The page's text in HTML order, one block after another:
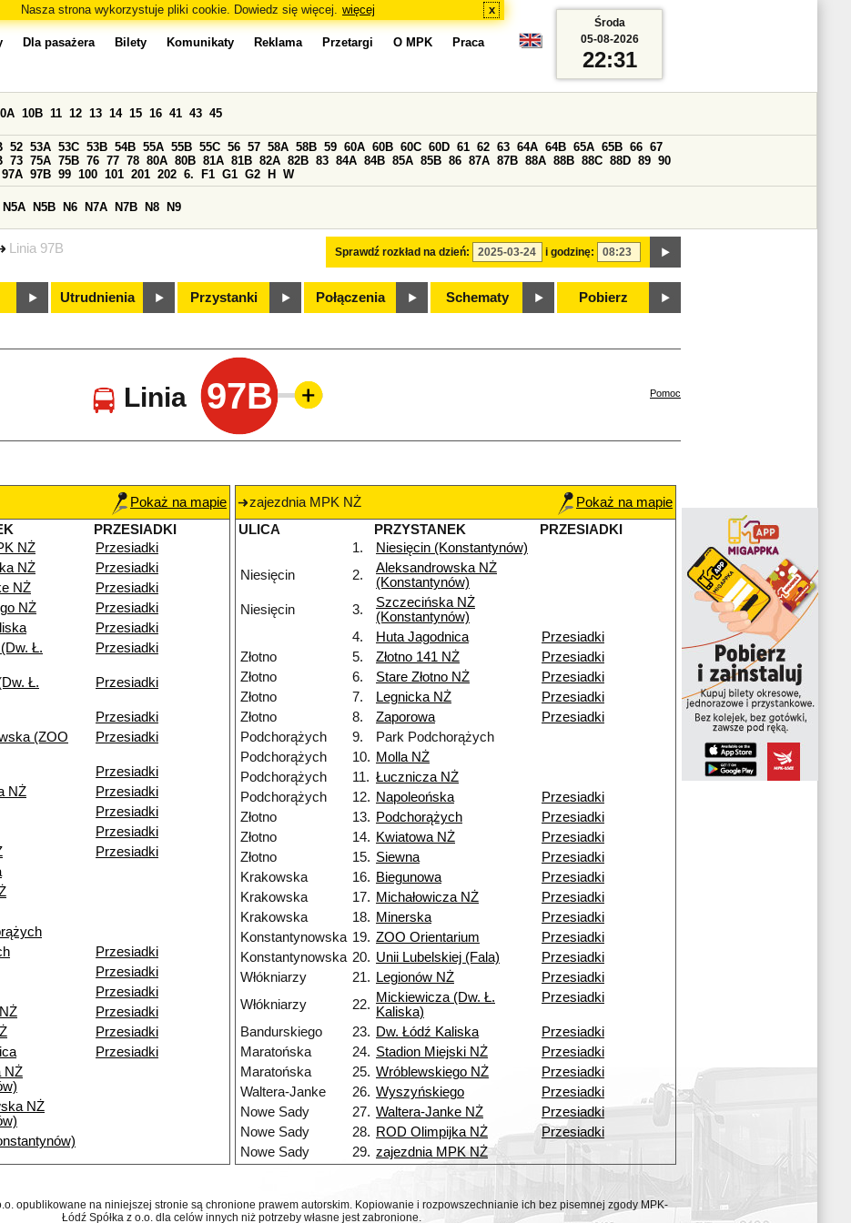
Nasza strona wykorzystuje pliki cookie. Dowiedz się więcej. więcej x
Linia 97B
Dla pasażera Bilety Komunikaty Reklama Przetargi O MPK Praca
Sprawdź rozkład na dzień: i godzinę:
10B 11 12 13 14 15 16 41 43 45
52 53A 53C 53B 54B 55A 55B 55C 56 57 58A 58B 59 60A 60B 60C 60D 61 62 63 64A 64B 65A 65B 66 67
73 75A 75B 76 77 78 80A 80B 81A 81B 82A 82B 83 84A 84B 85A 85B 86 87A 87B 88A 88B 88C 88D 89 90
97A 97B 99 100 101 201 202 6. F1 G1 G2 H W
N5A N5B N6 N7A N7B N8 N9
Utrudnienia Przystanki Połączenia Schematy Pobierz
Środa
05-08-2026
22:31
Linia 97B Pomoc
Pokaż na mapie
PRZESIADKI
NŻ
Przesiadki
NŻ
Przesiadki
NŻ
Przesiadki
NŻ
Przesiadki
Przesiadki
Ł.
Przesiadki
Ł.
Przesiadki
Przesiadki
(ZOO
Przesiadki
Przesiadki
NŻ
Przesiadki
Przesiadki
Przesiadki
Przesiadki
Przesiadki
Przesiadki
Przesiadki
Przesiadki
Przesiadki
Przesiadki
NŻ
NŻ
zajezdnia MPK NŻ
Pokaż na mapie
ULICA
PRZYSTANEK
PRZESIADKI
1.
Niesięcin (Konstantynów)
Niesięcin
2.
Aleksandrowska NŻ
(Konstantynów)
Niesięcin
3.
Szczecińska NŻ
(Konstantynów)
4.
Huta Jagodnica
Przesiadki
Złotno
5. Złotno 141 NŻ
Przesiadki
Złotno
6. Stare Złotno NŻ
Przesiadki
Złotno
7. Legnicka NŻ
Przesiadki
Złotno
8. Zaporowa
Przesiadki
Podchorążych
9.
Park Podchorążych
Podchorążych
10. Molla NŻ
Podchorążych
11. Łucznicza NŻ
Podchorążych
12. Napoleońska
Przesiadki
Złotno
13. Podchorążych
Przesiadki
Złotno
14. Kwiatowa NŻ
Przesiadki
Złotno
15. Siewna
Przesiadki
Krakowska
16. Biegunowa
Przesiadki
Krakowska
17. Michałowicza NŻ
Przesiadki
Krakowska
18. Minerska
Przesiadki
Konstantynowska 19. ZOO Orientarium
Przesiadki
Konstantynowska 20. Unii Lubelskiej (Fala)
Przesiadki
Włókniarzy
21. Legionów NŻ
Przesiadki
Włókniarzy
22. Mickiewicza (Dw. Ł.
Kaliska)
Przesiadki
Bandurskiego 23. Dw. Łódź Kaliska
Przesiadki
Maratońska
24. Stadion Miejski NŻ
Przesiadki
Maratońska
25. Wróblewskiego NŻ
Przesiadki
Waltera-Janke
26. Wyszyńskiego
Przesiadki
Nowe Sady
27. Waltera-Janke NŻ
Przesiadki
Nowe Sady
28. ROD Olimpijka NŻ
Przesiadki
Nowe Sady
29. zajezdnia MPK NŻ
opublikowane na niniejszej stronie są chronione prawem autorskim. Kopiowanie i rozpowszechnianie ich bez pisemnej zgody MPK-
Łódź Spółka z o.o. dla celów innych niż potrzeby własne jest zabronione.